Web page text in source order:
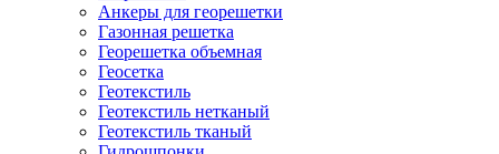
Анкеры для георешетки
Газонная решетка
Георешетка объемная
Геосетка
Геотекстиль
Геотекстиль нетканый
Геотекстиль тканый